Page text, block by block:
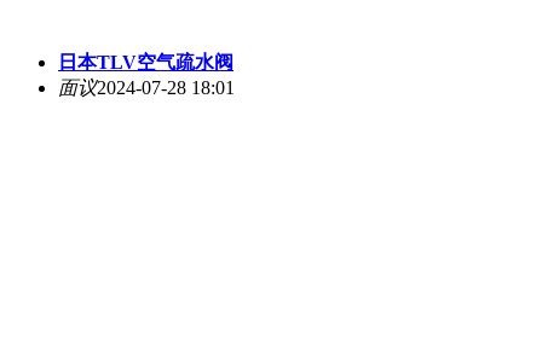
日本TLV空气疏水阀
面议2024-07-28 18:01